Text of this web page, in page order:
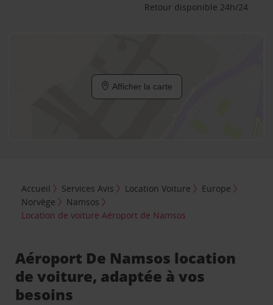
Retour disponible 24h/24
Afficher la carte
Accueil Services Avis Location Voiture
Europe
Norvège
Namsos
Location de voiture Aéroport de Namsos
Aéroport De Namsos location
de voiture, adaptée à vos
besoins